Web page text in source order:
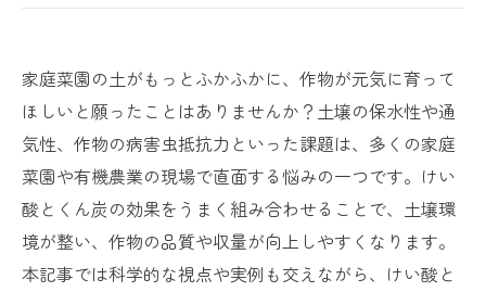
家庭菜園の土がもっとふかふかに、作物が元気に育って
ほしいと願ったことはありませんか？土壌の保水性や通
気性、作物の病害虫抵抗力といった課題は、多くの家庭
菜園や有機農業の現場で直面する悩みの一つです。けい
酸とくん炭の効果をうまく組み合わせることで、土壌環
境が整い、作物の品質や収量が向上しやすくなります。
本記事では科学的な視点や実例も交えながら、けい酸と